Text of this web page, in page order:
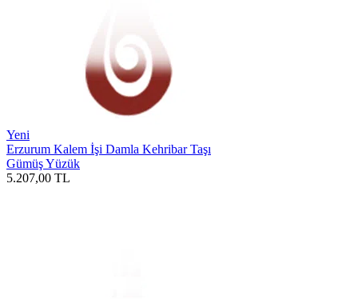
Yeni
Erzurum Kalem İşi Damla Kehribar Taşı
Gümüş Yüzük
5.207,00 TL